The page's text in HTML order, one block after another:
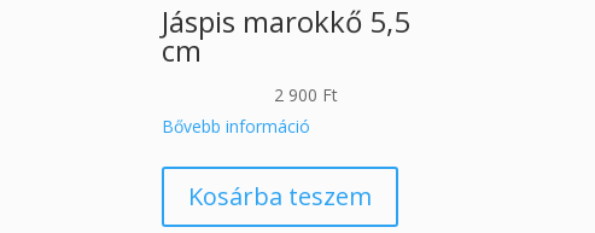
Jáspis marokkő 5,5
cm
2 900 Ft
Bővebb információ
Kosárba teszem